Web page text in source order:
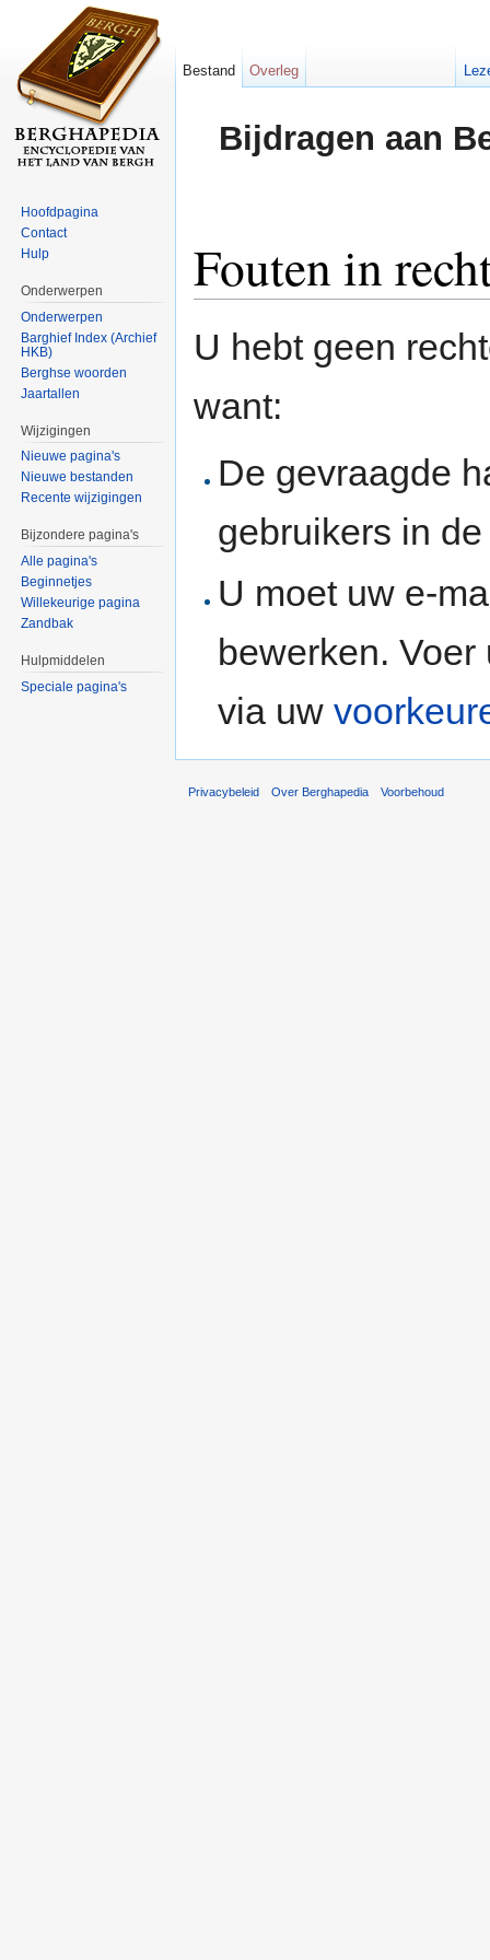
Bijdragen aan
Fouten in
U hebt geen
want:
De gevraagde
gebruikers in
U moet uw e-
bewerken.
via uw
Bestand Overleg
Hoofdpagina
Contact
Hulp
Onderwerpen
Onderwerpen
Barghief Index (Archief
HKB)
Berghse woorden
Jaartallen
Wijzigingen
Nieuwe pagina's
Nieuwe bestanden
Recente wijzigingen
Bijzondere pagina's
Alle pagina's
Beginnetjes
Willekeurige pagina
Zandbak
Hulpmiddelen
Speciale pagina's
Privacybeleid Over Berghapedia Voorbehoud